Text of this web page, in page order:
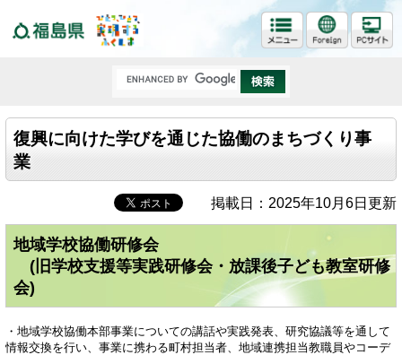
復興に向けた学びを通じた協働のまちづくり事
業
掲載日：2025年10月6日更新
地域学校協働研修会
(旧学校支援等実践研修会・放課後子ども教室研修
会)
・地域学校協働本部事業についての講話や実践発表、研究協議等を通して
情報交換を行い、事業に携わる町村担当者、地域連携担当教職員やコーデ